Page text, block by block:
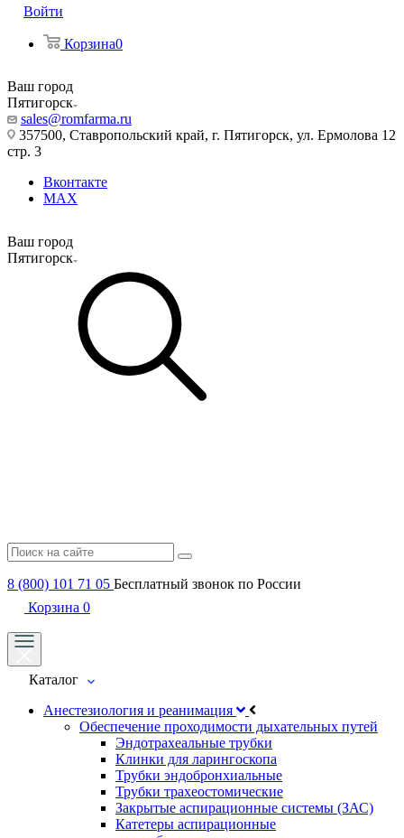
Войти
Корзина0
Ваш город
Пятигорск
sales@romfarma.ru
357500, Ставропольский край, г. Пятигорск, ул. Ермолова 12
стр. 3
Вконтакте
MAX
Ваш город
Пятигорск
8 (800) 101 71 05 Бесплатный звонок по России
Корзина 0
Каталог
Анестезиология и реанимация
Обеспечение проходимости дыхательных путей
Эндотрахеальные трубки
Клинки для ларингоскопа
Трубки эндобронхиальные
Трубки трахеостомические
Закрытые аспирационные системы (ЗАС)
Катетеры аспирационные